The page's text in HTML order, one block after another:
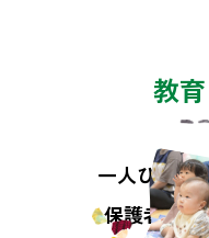
教
一人ひとり
保護者や地